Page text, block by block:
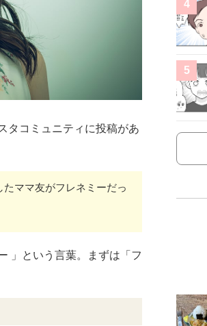
タコミュニティに投稿があ
ママ友がフレネミーだっ
」という言葉。まずは「フ
4
5